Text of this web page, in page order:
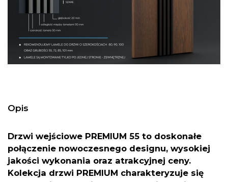
Opis
Drzwi wejściowe PREMIUM 55 to doskonałe
połączenie nowoczesnego designu, wysokiej
jakości wykonania oraz atrakcyjnej ceny.
Kolekcja drzwi PREMIUM charakteryzuje się